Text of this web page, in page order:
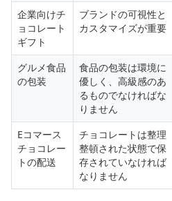
企業向けチ
ョコレート
ギフト
ブランドの可視性と
カスタマイズが重要
グルメ食品
の包装
食品の包装は環境に
優しく、高級感のあ
るものでなければな
りません
Eコマース
チョコレー
トの配送
チョコレートは整理
整頓された状態で保
存されていなければ
なりません